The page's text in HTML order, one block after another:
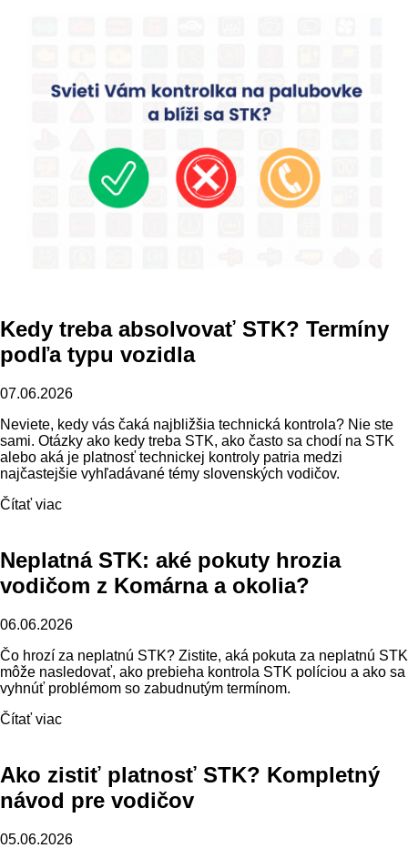
Kedy treba absolvovať STK? Termíny
podľa typu vozidla
07.06.2026
Neviete, kedy vás čaká najbližšia technická kontrola? Nie ste
sami. Otázky ako kedy treba STK, ako často sa chodí na STK
alebo aká je platnosť technickej kontroly patria medzi
najčastejšie vyhľadávané témy slovenských vodičov.
Čítať viac
Neplatná STK: aké pokuty hrozia
vodičom z Komárna a okolia?
06.06.2026
Čo hrozí za neplatnú STK? Zistite, aká pokuta za neplatnú STK
môže nasledovať, ako prebieha kontrola STK políciou a ako sa
vyhnúť problémom so zabudnutým termínom.
Čítať viac
Ako zistiť platnosť STK? Kompletný
návod pre vodičov
05.06.2026